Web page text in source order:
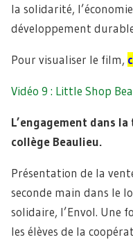
la solidarité,
développement
Pour visualiser le film,
Vidéo 9 : Little Shop
L’engagement dans
collège Beaulieu.
Présentation de la
seconde main dans le
solidaire, l’Envol. Une
les élèves de la